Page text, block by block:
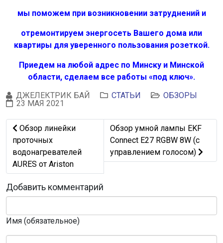
мы поможем при возникновении затруднений и
отремонтируем энергосеть Вашего дома или
квартиры для уверенного пользования розеткой.
Приедем на любой адрес по Минску и Минской
области, сделаем все работы «под ключ».
ДЖЕЛЕКТРИК БАЙ
СТАТЬИ
ОБЗОРЫ
23 МАЯ 2021
Предыдущий: Обзор линейки проточных
Обзор линейки
проточных
водонагревателей
AURES от Ariston
Следующий: Обзор умной
Обзор умной лампы EKF
Connect E27 RGBW 8W (с
управлением голосом)
Добавить комментарий
Имя (обязательное)